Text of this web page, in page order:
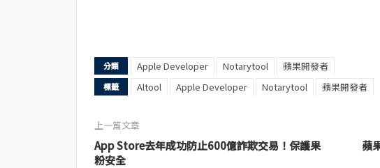
分類 Apple Developer Notarytool 蘋果開發者
標籤 Altool Apple Developer Notarytool 蘋果開發者
上一篇文章
App Store去年成功防止600億詐欺交易！保護果
粉安全
蘋